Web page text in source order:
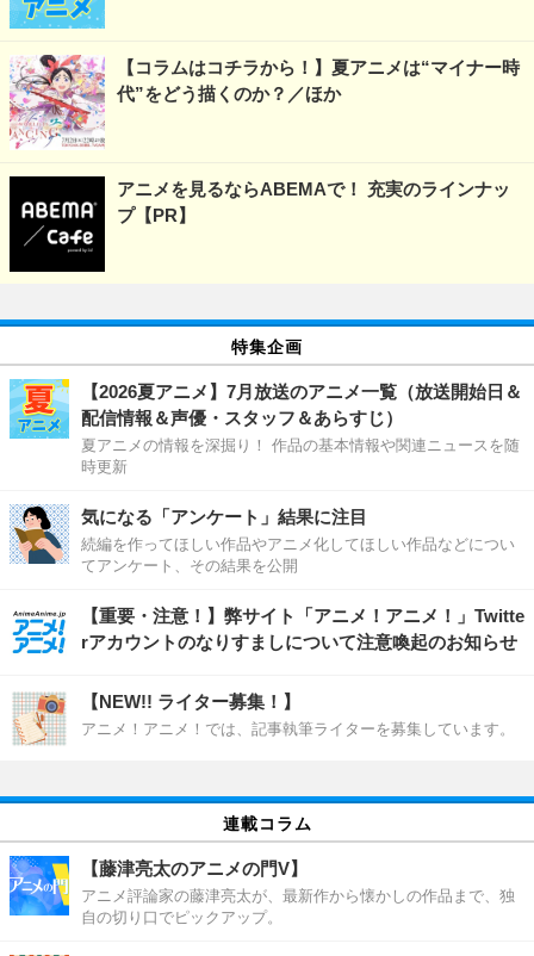
【コラムはコチラから！】夏アニメは“マイナー時
代”をどう描くのか？／ほか
アニメを見るならABEMAで！ 充実のラインナッ
プ【PR】
特集企画
【2026夏アニメ】7月放送のアニメ一覧（放送開始日＆
配信情報＆声優・スタッフ＆あらすじ）
夏アニメの情報を深掘り！ 作品の基本情報や関連ニュースを随
時更新
気になる「アンケート」結果に注目
続編を作ってほしい作品やアニメ化してほしい作品などについ
てアンケート、その結果を公開
【重要・注意！】弊サイト「アニメ！アニメ！」Twitte
rアカウントのなりすましについて注意喚起のお知らせ
【NEW!! ライター募集！】
アニメ！アニメ！では、記事執筆ライターを募集しています。
連載コラム
【藤津亮太のアニメの門V】
アニメ評論家の藤津亮太が、最新作から懐かしの作品まで、独
自の切り口でピックアップ。